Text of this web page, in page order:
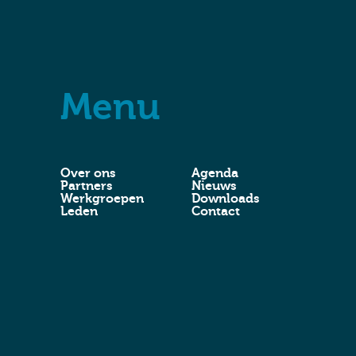
Menu
Over ons
Partners
Werkgroepen
Leden
Agenda
Nieuws
Downloads
Contact